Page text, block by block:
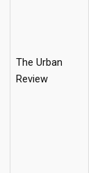
The Urban
Review